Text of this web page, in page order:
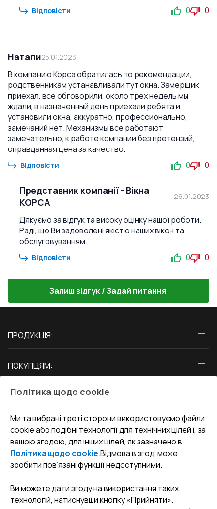
Відповісти 0 0
Натали25.01.2023
В компанию Корса обратилась по рекомендации,
родственникам устанавливали тут окна. Замерщик
приехал, все обговорили, около трех недель мы
ждали, в назначенный день приехали ребята и
установили окна, аккуратно, профессионально,
замечаний нет. Механизмы все работают
замечательно, к работе компании без претензий,
оправданная цена за качество.
Відповісти 0 0
Представник компанії - Вікна
КОРСА
26.01.2023
Дякуємо за відгук та високу оцінку нашої роботи.
Раді, що Ви задоволені якістю наших вікон та
обслуговуванням.
Відповісти 0 0
Залиш відгук / Задай питання
ПРОДУКЦІЯ:
Двері
ПОКУПЦЯМ:
Блог
Адреса гіпермаркета
Як правильно заміряти вікна
СЕРВІС ТА ОБЛУГОВУВАННЯ:
Доставка і Оплата
Гарантія та Сервіс
Повернення товару
Договір публічної оферти
КОНТАКТИ
Офіс:Україна, м. Вінниця, вул. Келецька 60 кв. 61
undefined(undefined)
Політика щодо cookie
Ми та вибрані треті сторони використовуємо файли
cookie або подібні технології для технічних цілей і, за
вашою згодою, для інших цілей, як зазначено в
Політика щодо cookie.Відмова в згоді може
зробити пов’язані функції недоступними.
Ви можете дати згоду на використання таких
технологій, натиснувши кнопку «Прийняти».